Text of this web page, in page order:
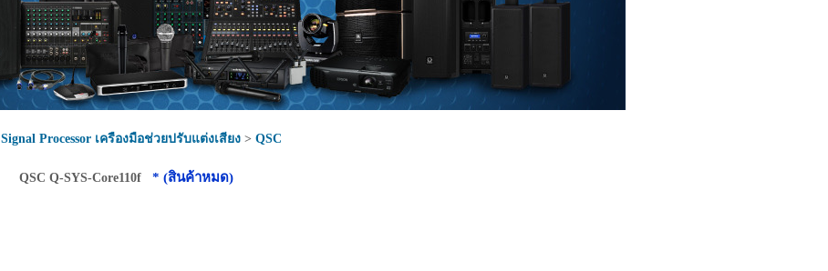
Signal Processor เครืองมือช่วยปรับแต่งเสียง > QSC
QSC Q-SYS-Core110f * (สินค้าหมด)